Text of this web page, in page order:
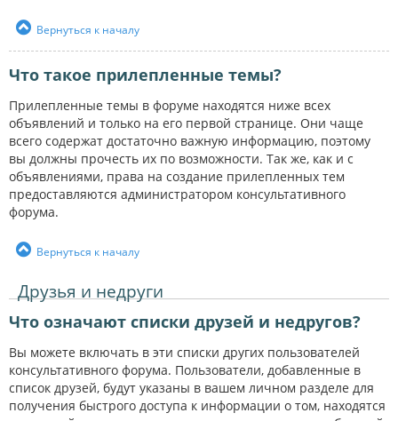
Вернуться к началу
Что такое прилепленные темы?
Прилепленные темы в форуме находятся ниже всех
объявлений и только на его первой странице. Они чаще
всего содержат достаточно важную информацию, поэтому
вы должны прочесть их по возможности. Так же, как и с
объявлениями, права на создание прилепленных тем
предоставляются администратором консультативного
форума.
Вернуться к началу
Друзья и недруги
Что означают списки друзей и недругов?
Вы можете включать в эти списки других пользователей
консультативного форума. Пользователи, добавленные в
список друзей, будут указаны в вашем личном разделе для
получения быстрого доступа к информации о том, находятся